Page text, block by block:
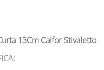
13Cm Calfor Stivaletto